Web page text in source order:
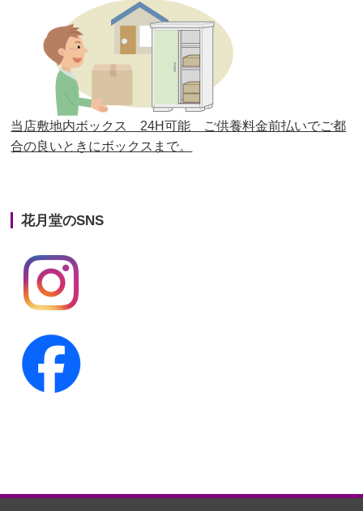
第26回人形供養祭平成28年12月15日(木)
第25回人形供養祭 平成28年6月16日(木)
第24回人形供養祭 平成27年11月27日
第23回人形供養祭平成26年12月5日
第22回人形供養祭平成26年4月28日
第20回人形供養祭
第19回人形供養祭
第18回人形供養祭
第16回人形供養祭
第15回人形供養祭
第12回人形供養祭平成22年3月9日
当店敷地内ボックス 24H可能 ご供養料金前払いでご都
合の良いときにボックスまで。
花月堂のSNS